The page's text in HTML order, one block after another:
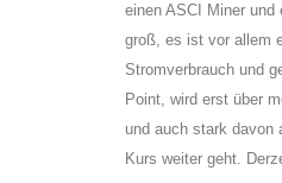
einen ASCI Miner
groß, es ist vor allem
Stromverbrauch und
Point, wird erst über
und auch stark davon
Kurs weiter geht.